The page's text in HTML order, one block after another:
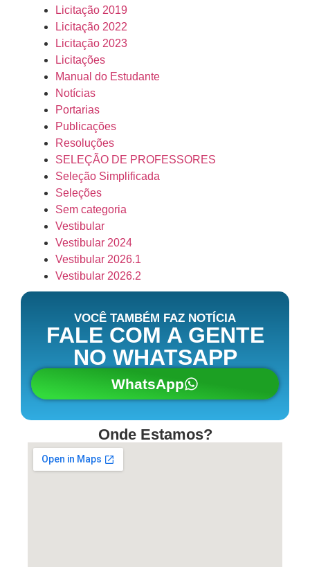
Licitação 2019
Licitação 2022
Licitação 2023
Licitações
Manual do Estudante
Notícias
Portarias
Publicações
Resoluções
SELEÇÃO DE PROFESSORES
Seleção Simplificada
Seleções
Sem categoria
Vestibular
Vestibular 2024
Vestibular 2026.1
Vestibular 2026.2
VOCÊ TAMBÉM FAZ NOTÍCIA
FALE COM A GENTE
NO WHATSAPP
WhatsApp
Onde Estamos?
02/12/2025
comentário
RESOLUÇÃO
N°007/2025-
CDA/AEDA.
02/12/2025
Nenhum
RESOLUÇÃO
005/2024
CDA/AEDA
LER
MAIS
16/04/2025
Nenhum